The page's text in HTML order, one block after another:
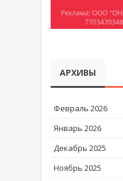
АРХИВЫ
Февраль 2026
Январь 2026
Декабрь 2025
Ноябрь 2025